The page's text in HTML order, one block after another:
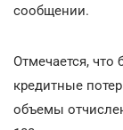
сообщении.
Отмечается, что
кредитные
объемы